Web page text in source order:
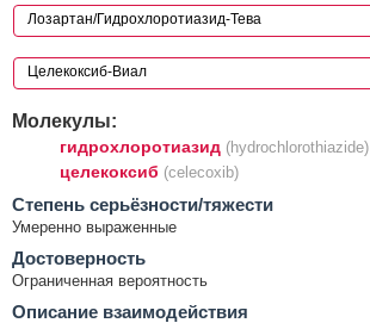
Молекулы:
гидрохлоротиазид (hydrochlorothiazide)
целекоксиб (celecoxib)
Cтепень серьёзности/тяжести
Умеренно выраженные
Достоверность
Ограниченная вероятность
Описание взаимодействия